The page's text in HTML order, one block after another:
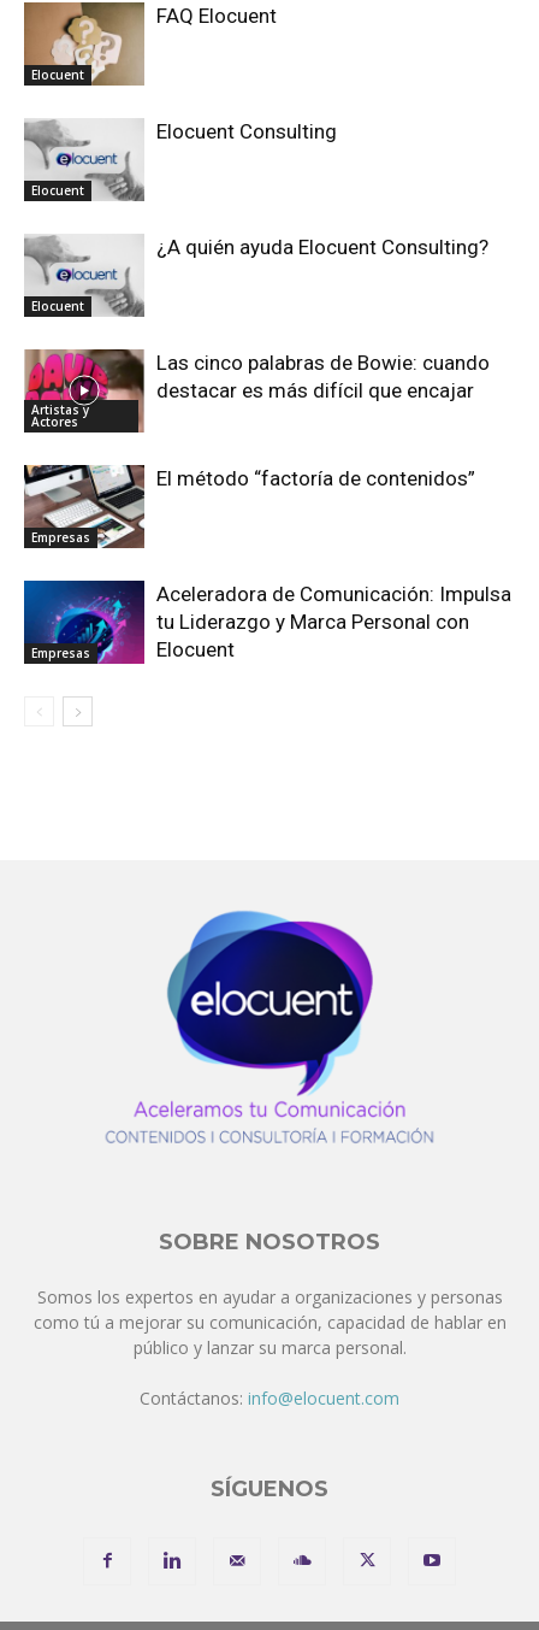
Elocuent
FAQ Elocuent
Elocuent
Elocuent Consulting
Elocuent
¿A quién ayuda Elocuent Consulting?
Artistas y
Actores
Las cinco palabras de Bowie: cuando
destacar es más difícil que encajar
Empresas
El método “factoría de contenidos”
Empresas
Aceleradora de Comunicación: Impulsa
tu Liderazgo y Marca Personal con
Elocuent
SOBRE NOSOTROS
Somos los expertos en ayudar a organizaciones y personas
como tú a mejorar su comunicación, capacidad de hablar en
público y lanzar su marca personal.
Contáctanos: info@elocuent.com
SÍGUENOS